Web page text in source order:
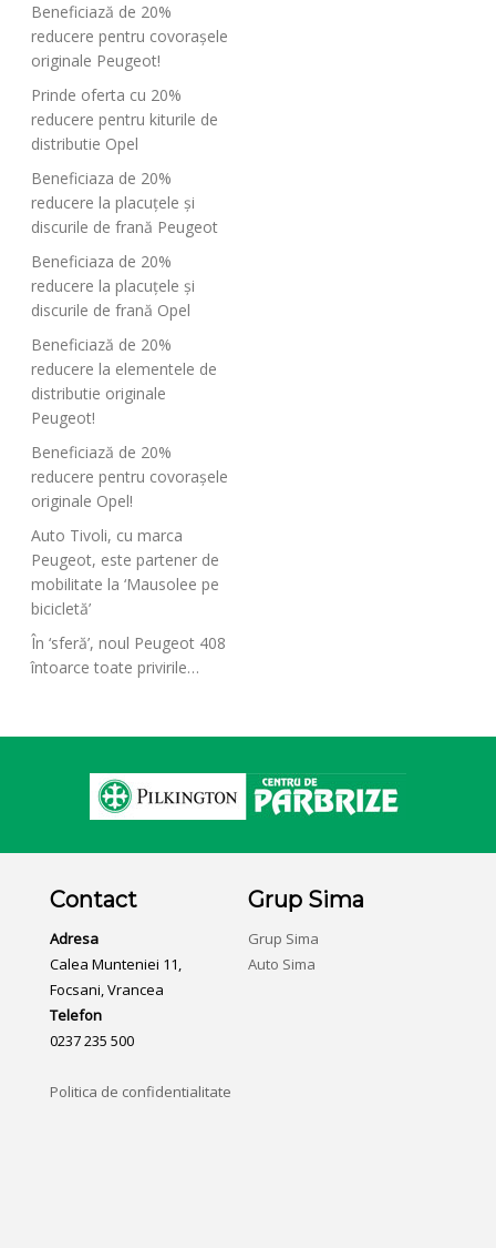
Beneficiază de 20%
reducere pentru covorașele
originale Peugeot!
Prinde oferta cu 20%
reducere pentru kiturile de
distributie Opel
Beneficiaza de 20%
reducere la placuțele și
discurile de frană Peugeot
Beneficiaza de 20%
reducere la placuțele și
discurile de frană Opel
Beneficiază de 20%
reducere la elementele de
distributie originale
Peugeot!
Beneficiază de 20%
reducere pentru covorașele
originale Opel!
Auto Tivoli, cu marca
Peugeot, este partener de
mobilitate la ‘Mausolee pe
bicicletă’
În ‘sferă’, noul Peugeot 408
întoarce toate privirile…
Contact
Adresa
Calea Munteniei 11,
Focsani, Vrancea
Telefon
0237 235 500
Politica de confidentialitate
Grup Sima
Grup Sima
Auto Sima